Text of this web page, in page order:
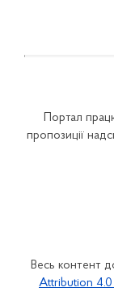
Портал
пропозиції
Весь контент
Attribution 4.0